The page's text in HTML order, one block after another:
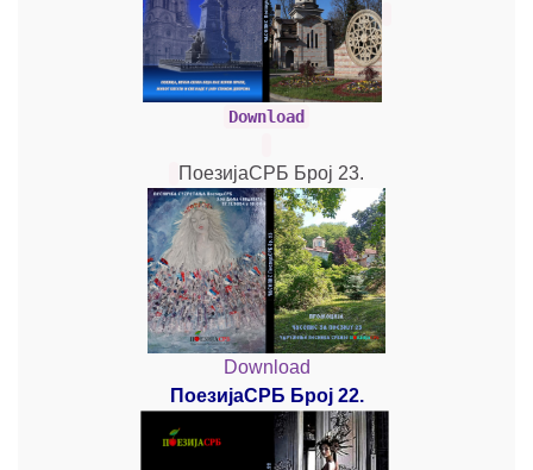
Download
ПоезијаСРБ Број 23.
Download
ПоезијаСРБ Број 22.